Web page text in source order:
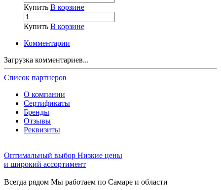
Купить В корзине
Купить В корзине
Комментарии
Загрузка комментариев...
Список партнеров
О компании
Сертификаты
Бренды
Отзывы
Реквизиты
Оптимальный выбор Низкие цены
и широкий ассортимент
Всегда рядом Мы работаем по Самаре и области